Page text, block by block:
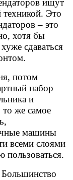
ищут
Это
– это
хотя бы
сдаваться
потом
набор
и
же самое
машины
всеми слоями
пользоваться.